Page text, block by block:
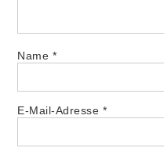
Name *
E-Mail-Adresse *